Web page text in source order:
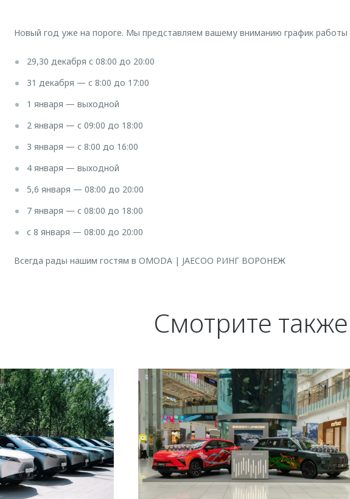
Новый год уже на пороге. Мы представляем вашему вниманию график работы
29,30 декабря с 08:00 до 20:00
31 декабря — с 8:00 до 17:00
1 января — выходной
2 января — с 09:00 до 18:00
3 января — с 8:00 до 16:00
4 января — выходной
5,6 января — 08:00 до 20:00
7 января — с 08:00 до 18:00
с 8 января — 08:00 до 20:00
Всегда рады нашим гостям в OMODA | JAECOO РИНГ ВОРОНЕЖ
Смотрите также